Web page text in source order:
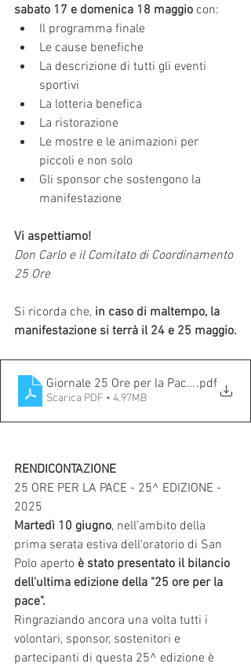
sabato 17 e domenica 18 maggio con:
Il programma finale
⁠Le cause benefiche
La descrizione di tutti gli eventi
sportivi
⁠La lotteria benefica
⁠La ristorazione
⁠Le mostre e le animazioni per
piccoli e non solo
⁠Gli sponsor che sostengono la
manifestazione
Vi aspettiamo!
Don Carlo e il Comitato di Coordinamento
25 Ore
Si ricorda che, in caso di maltempo, la
manifestazione si terrà il 24 e 25 maggio.
Giornale 25 Ore per la Pace 2025.
.pdf
Scarica PDF • 4.97MB
RENDICONTAZIONE
25 ORE PER LA PACE - 25^ EDIZIONE -
2025
Martedì 10 giugno, nell'ambito della
prima serata estiva dell'oratorio di San
Polo aperto è stato presentato il bilancio
dell'ultima edizione della "25 ore per la
pace".
Ringraziando ancora una volta tutti i
volontari, sponsor, sostenitori e
partecipanti di questa 25^ edizione è